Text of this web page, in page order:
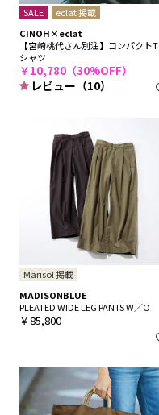
SALE
eclat 掲載
CINOH×eclat
【宮崎桃代さん別注】コンパクトT
シャツ
￥10,780（30%OFF）
レビュー（10）
Marisol 掲載
MADISONBLUE
PLEATED WIDE LEG PANTS W／O
￥85,800